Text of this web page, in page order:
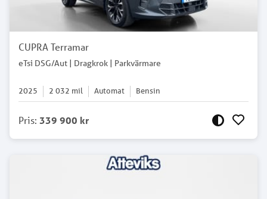
CUPRA Terramar
eTsi DSG/Aut | Dragkrok | Parkvärmare
2025 2 032 mil Automat Bensin
Pris: 339 900 kr